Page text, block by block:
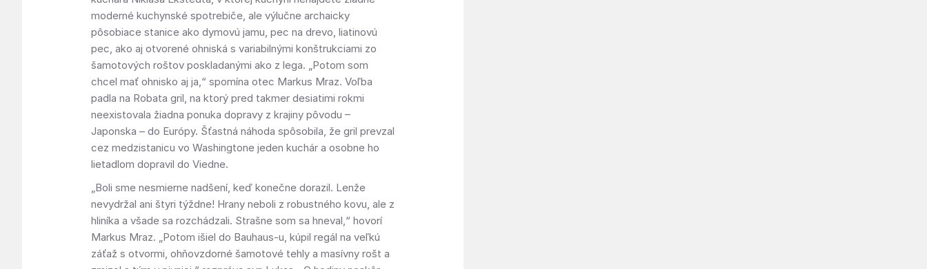
moderné kuchynské spotrebiče, ale výlučne archaicky
pôsobiace stanice ako dymovú jamu, pec na drevo, liatinovú
pec, ako aj otvorené ohniská s variabilnými konštrukciami zo
šamotových roštov poskladanými ako z lega. „Potom som
chcel mať ohnisko aj ja,“ spomína otec Markus Mraz. Voľba
padla na Robata gril, na ktorý pred takmer desiatimi rokmi
neexistovala žiadna ponuka dopravy z krajiny pôvodu –
Japonska – do Európy. Šťastná náhoda spôsobila, že gril prevzal
cez medzistanicu vo Washingtone jeden kuchár a osobne ho
lietadlom dopravil do Viedne.
„Boli sme nesmierne nadšení, keď konečne dorazil. Lenže
nevydržal ani štyri týždne! Hrany neboli z robustného kovu, ale z
hliníka a všade sa rozchádzali. Strašne som sa hneval,“ hovorí
Markus Mraz. „Potom išiel do Bauhaus-u, kúpil regál na veľkú
záťaž s otvormi, ohňovzdorné šamotové tehly a masívny rošt a